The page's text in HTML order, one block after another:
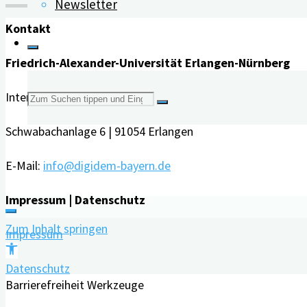
Newsletter
Suchen
Weiteres
von
digiDEM
der
Wissenstest
–
mit
med.
Kontakt
Friedrich-Alexander-Universität Erlangen-Nürnberg
Interdisziplinäres Zentrum für HTA und Public Health
Schwabachanlage 6 | 91054 Erlangen
E-Mail: info@digidem-bayern.de
Impressum | Datenschutz
Impressum
Datenschutz
Zum Inhalt springen
Werkzeugleiste
öffnen
Barrierefreiheit Werkzeuge